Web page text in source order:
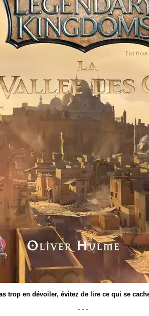
trop en dévoiler, évitez de lire ce qui se
- - -